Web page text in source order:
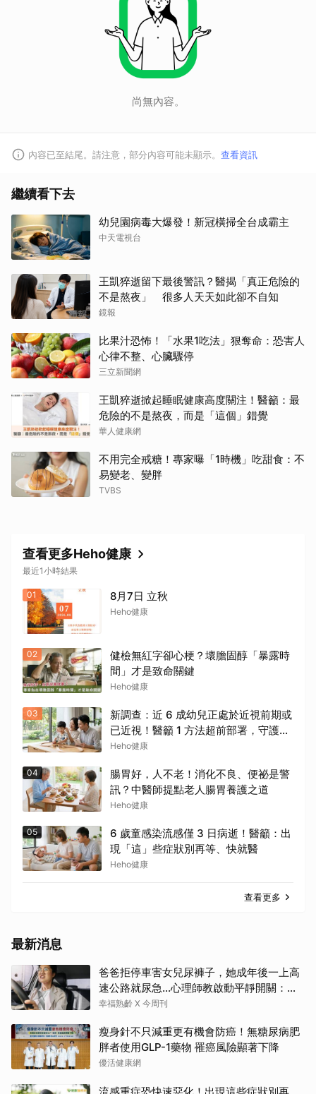
尚無內容。
內容已至結尾。請注意，部分內容可能未顯示。 查看資訊
繼續看下去
幼兒園病毒大爆發！新冠橫掃全台成霸主
中天電視台
王凱猝逝留下最後警訊？醫揭「真正危險的
不是熬夜」 很多人天天如此卻不自知
鏡報
比果汁恐怖！「水果1吃法」狠奪命：恐害人
心律不整、心臟驟停
三立新聞網
王凱猝逝掀起睡眠健康高度關注！醫籲：最
危險的不是熬夜，而是「這個」錯覺
華人健康網
不用完全戒糖！專家曝「1時機」吃甜食：不
易變老、變胖
TVBS
查看更多Heho健康
最近1小時結果
01 8月7日 立秋
Heho健康
02
健檢無紅字卻心梗？壞膽固醇「暴露時
間」才是致命關鍵
Heho健康
03
新調查：近 6 成幼兒正處於近視前期或
已近視！醫籲 1 方法超前部署，守護孩
子視力
Heho健康
04
腸胃好，人不老！消化不良、便祕是警
訊？中醫師提點老人腸胃養護之道
Heho健康
05
6 歲童感染流感僅 3 日病逝！醫籲：出
現「這」些症狀別再等、快就醫
Heho健康
查看更多
最新消息
爸爸拒停車害女兒尿褲子，她成年後一上高
速公路就尿急…心理師教啟動平靜開關：恐
慌慢慢退場
幸福熟齡 X 今周刊
瘦身針不只減重更有機會防癌！無糖尿病肥
胖者使用GLP-1藥物 罹癌風險顯著下降
優活健康網
取消